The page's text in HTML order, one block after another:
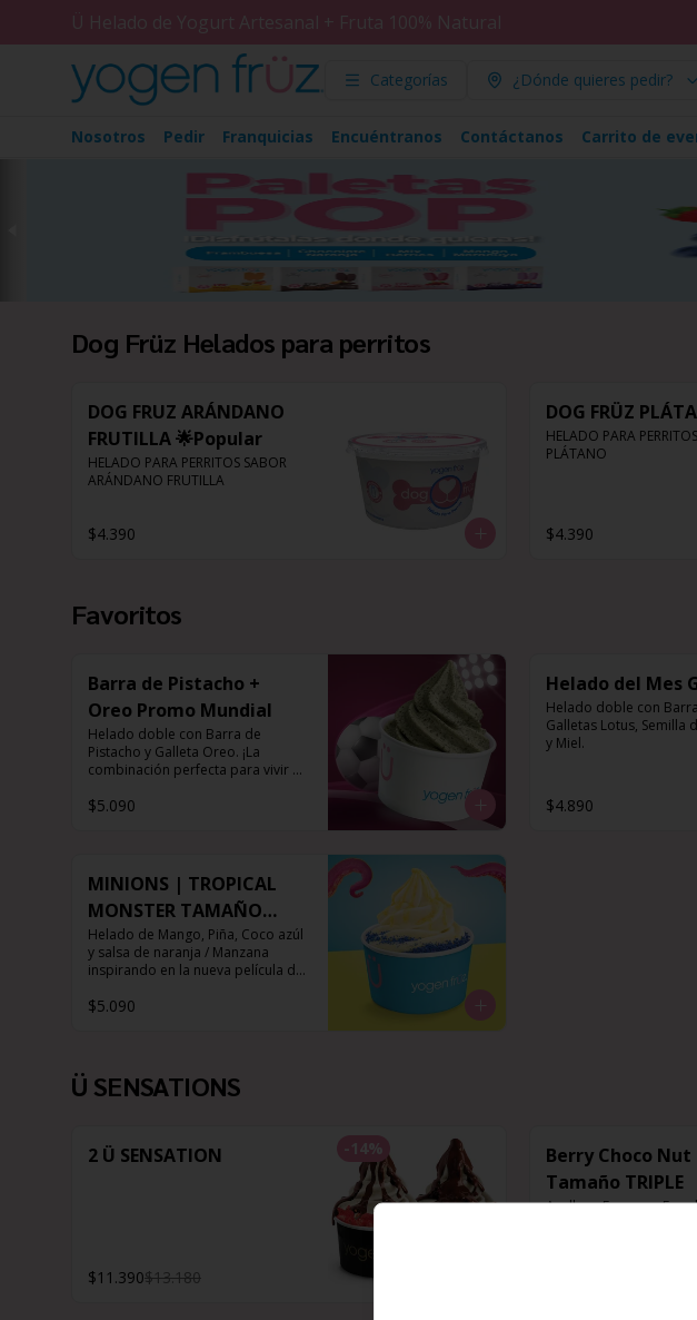
Ü Helado de Yogurt Artesanal + Fruta 100% Natural
Categorías ¿Dónde quieres pedir?
Nosotros Pedir Franquicias Encuéntranos Contáctanos Carrito de
Dog Früz Helados para perritos
DOG FRUZ ARÁNDANO
FRUTILLA 🌟Popular
HELADO PARA PERRITOS SABOR
ARÁNDANO FRUTILLA
$4.390
DOG FRÜZ
HELADO PARA
PLÁTANO
$4.390
Favoritos
Barra de Pistacho +
Oreo Promo Mundial
Helado doble con Barra de
Pistacho y Galleta Oreo. ¡La
combinación perfecta para vivir
$5.090
Helado del Mes
Helado doble con
Galletas Lotus, Semilla
y Miel.
$4.890
MINIONS | TROPICAL
MONSTER TAMAÑO
DOBLE
Helado de Mango, Piña, Coco azúl
y salsa de naranja / Manzana
inspirando en la nueva película de
$5.090
Ü SENSATIONS
-14%
2 Ü SENSATION
$11.390$13.180
Berry Choco Nut
Tamaño TRIPLE
Avellana Europea,